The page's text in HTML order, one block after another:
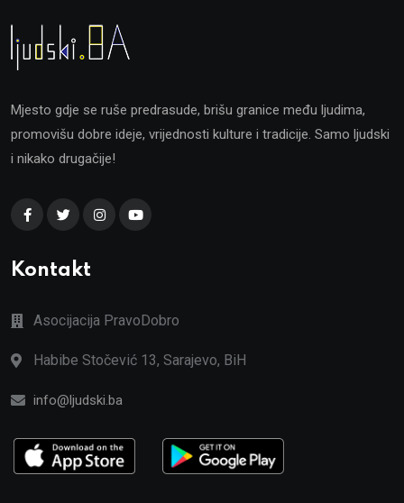
Mjesto gdje se ruše predrasude, brišu granice među ljudima,
promovišu dobre ideje, vrijednosti kulture i tradicije. Samo ljudski
i nikako drugačije!
Kontakt
Asocijacija PravoDobro
Habibe Stočević 13, Sarajevo, BiH
info@ljudski.ba